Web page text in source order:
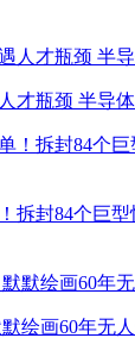
才瓶颈 半导
拆封84个巨
绘画60年无